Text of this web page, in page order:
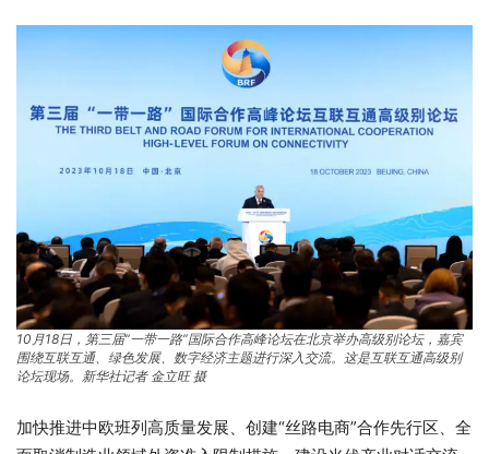
10月18日，第三届“一带一路”国际合作高峰论坛在北京举办高级别论坛，嘉宾
围绕互联互通、绿色发展、数字经济主题进行深入交流。这是互联互通高级别
论坛现场。新华社记者 金立旺 摄
加快推进中欧班列高质量发展、创建“丝路电商”合作先行区、全